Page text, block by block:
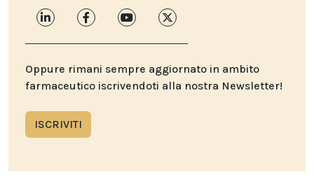
Oppure rimani sempre aggiornato in ambito
farmaceutico iscrivendoti alla nostra Newsletter!
ISCRIVITI